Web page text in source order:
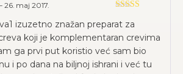
5od 5
26. maj 2017.
izuzetno znažan preparat za
koji je komplementaran crevima
ga prvi put koristio već sam bio
i po dana na biljnoj ishrani i već tu